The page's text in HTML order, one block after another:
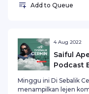
pilu. Add to Queue
4 Aug 2022
Saiful
Podcast
Minggu ini Di Sebalik
menampilkan lejen